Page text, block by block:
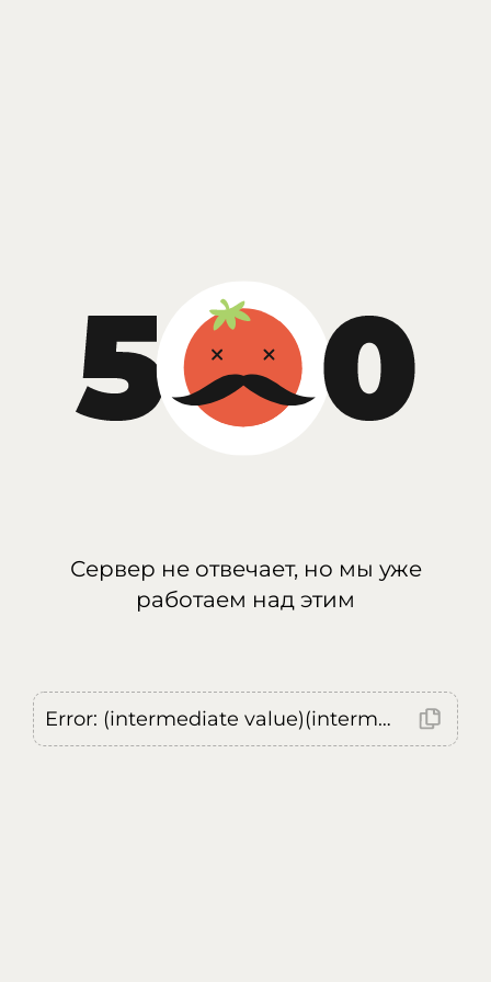
Сервер не отвечает, но мы уже
работаем над этим
Error: (intermediate value)(intermediate value)(intermediate value).replaceAll is not a function